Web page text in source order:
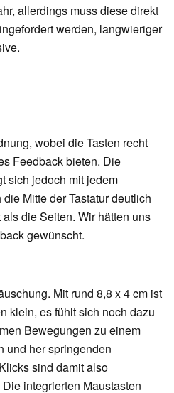
allerdings muss diese direkt
werden, langwieriger
wobei die Tasten recht
Feedback bieten. Die
sich jedoch mit jedem
Mitte der Tastatur deutlich
die Seiten. Wir hätten uns
gewünscht.
Mit rund 8,8 x 4 cm ist
klein, es fühlt sich noch dazu
Bewegungen zu einem
und her springenden
sind damit also
integrierten Maustasten